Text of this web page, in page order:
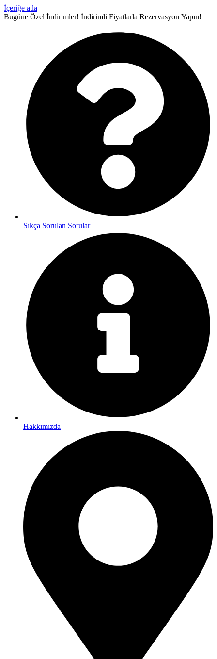
İçeriğe atla
Bugüne Özel İndirimler! İndirimli Fiyatlarla Rezervasyon Yapın!
Sıkça Sorulan Sorular
Hakkımızda